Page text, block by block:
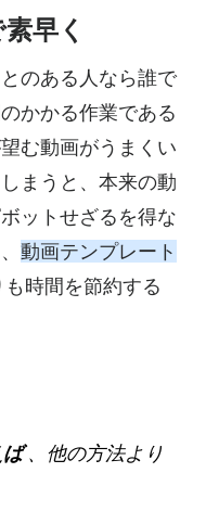
早く
のある人なら誰で
かかる作業である
む動画がうまくい
まうと、本来の動
ットせざるを得な
動画テンプレート
時間を節約する
ば、他の方法より